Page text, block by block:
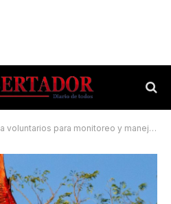
para monitoreo y manejo de fauna